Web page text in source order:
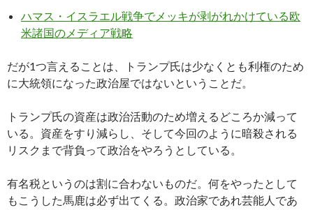
ハマス・イスラエル戦争でメッキが剥がれかけている欧
米諸国のメディア戦略
だが1つ言えることは、トランプ氏は少なくとも利権のため
に大統領になった政治屋ではないということだ。
トランプ氏の資産は政治活動のため増えるどころか減って
いる。資産をすり減らし、そして今回のように暗殺される
リスクまで背負って政治をやろうとしている。
有名税というのは割に合わないものだ。何をやったとして
もこうした馬鹿は必ず出てくる。政治家であれ芸能人であ